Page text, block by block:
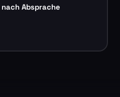
Absprache